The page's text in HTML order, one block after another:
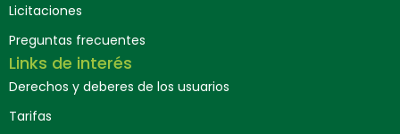
Licitaciones
Preguntas frecuentes
Links de interés
Derechos y deberes de los usuarios
Tarifas